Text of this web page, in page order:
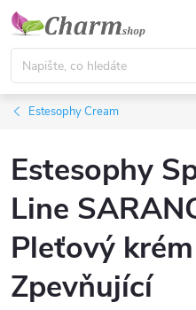
Přejít
obsah
Estesophy Cream
Estesophy
Line
Pleťový
Zpevňující